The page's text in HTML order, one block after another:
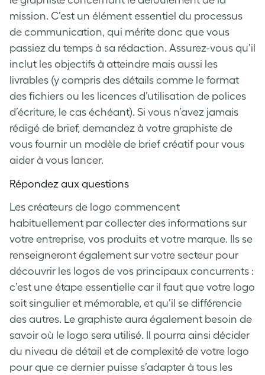
mission. C’est un élément essentiel du processus
de communication, qui mérite donc que vous
passiez du temps à sa rédaction. Assurez-vous qu’il
inclut les objectifs à atteindre mais aussi les
livrables (y compris des détails comme le format
des fichiers ou les licences d’utilisation de polices
d’écriture, le cas échéant). Si vous n’avez jamais
rédigé de brief, demandez à votre graphiste de
vous fournir un modèle de brief créatif pour vous
aider à vous lancer.
Répondez aux questions
Les créateurs de logo commencent
habituellement par collecter des informations sur
votre entreprise, vos produits et votre marque. Ils se
renseigneront également sur votre secteur pour
découvrir les logos de vos principaux concurrents :
c’est une étape essentielle car il faut que votre logo
soit singulier et mémorable, et qu’il se différencie
des autres. Le graphiste aura également besoin de
savoir où le logo sera utilisé. Il pourra ainsi décider
du niveau de détail et de complexité de votre logo
pour que ce dernier puisse s’adapter à tous les